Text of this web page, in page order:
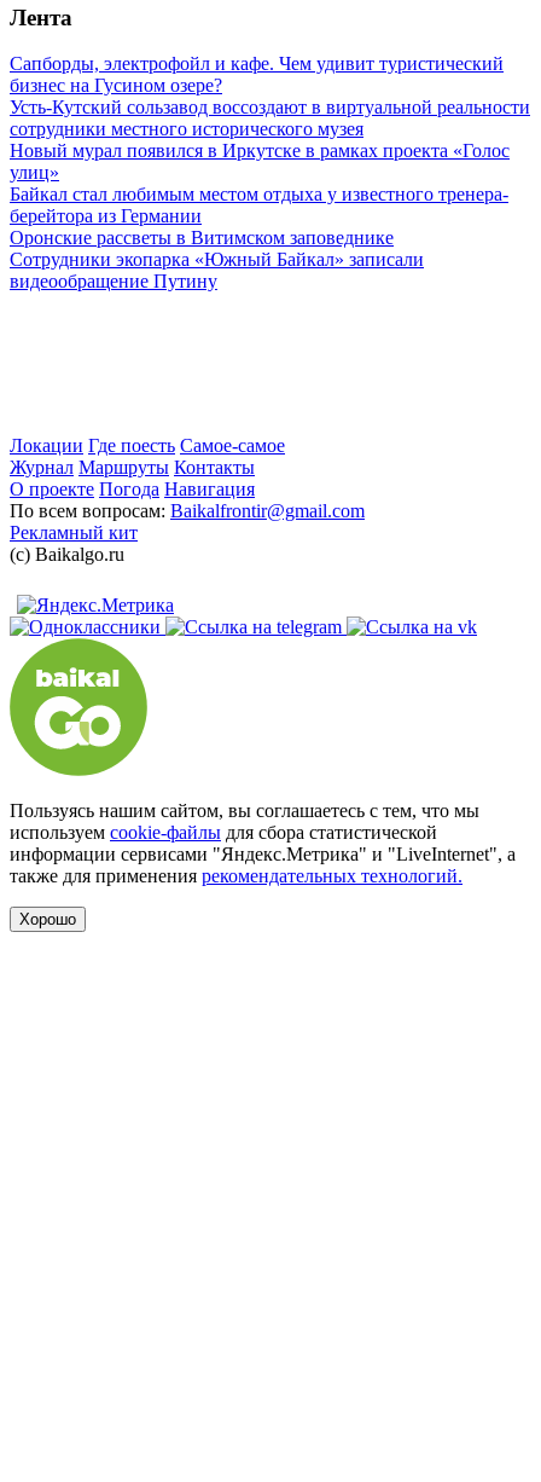
Лента
Сапборды, электрофойл и кафе. Чем удивит туристический
бизнес на Гусином озере?
Усть-Кутский сользавод воссоздают в виртуальной реальности
сотрудники местного исторического музея
Новый мурал появился в Иркутске в рамках проекта «Голос
улиц»
Байкал стал любимым местом отдыха у известного тренера-
берейтора из Германии
Оронские рассветы в Витимском заповеднике
Сотрудники экопарка «Южный Байкал» записали
видеообращение Путину
Локации Где поесть Самое-самое
Журнал Маршруты Контакты
О проекте Погода Навигация
По всем вопросам: Baikalfrontir@gmail.com
Рекламный кит
(с) Baikalgo.ru
Пользуясь нашим сайтом, вы соглашаетесь с тем, что мы
используем cookie-файлы для сбора статистической
информации сервисами "Яндекс.Метрика" и "LiveInternet", а
также для применения рекомендательных технологий.
Хорошо